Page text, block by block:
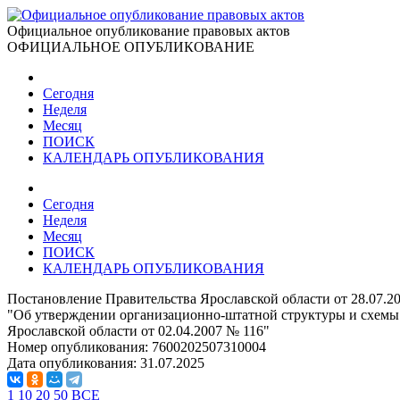
Официальное опубликование правовых актов
ОФИЦИАЛЬНОЕ ОПУБЛИКОВАНИЕ
Сегодня
Неделя
Месяц
ПОИСК
КАЛЕНДАРЬ ОПУБЛИКОВАНИЯ
Сегодня
Неделя
Месяц
ПОИСК
КАЛЕНДАРЬ ОПУБЛИКОВАНИЯ
Постановление Правительства Ярославской области от
"Об утверждении организационно-штатной структуры и
Ярославской области от 02.04.2007 № 116"
Номер опубликования: 7600202507310004
Дата опубликования: 31.07.2025
1 10 20 50 ВСЕ